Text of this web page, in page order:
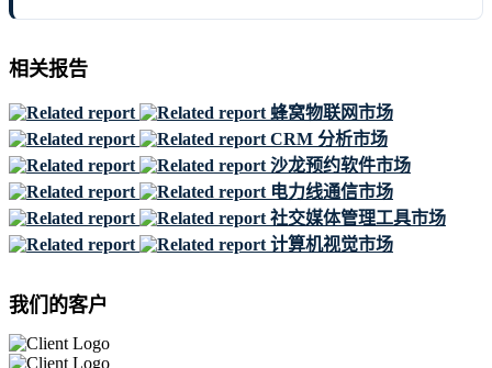
相关报告
蜂窝物联网市场
CRM 分析市场
沙龙预约软件市场
电力线通信市场
社交媒体管理工具市场
计算机视觉市场
我们的客户